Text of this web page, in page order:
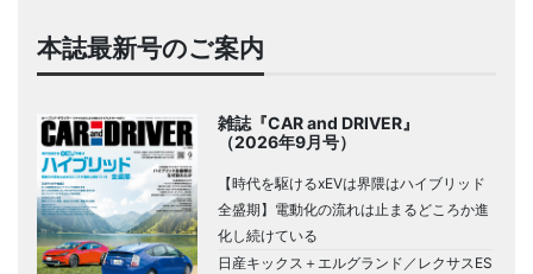
本誌最新号のご案内
雑誌『CAR and DRIVER』
（2026年9月号）
【時代を駆けるxEVは界隈はハイブリッド
全盛期】電動化の流れは止まるどころか進
化し続けている
日産キックス＋エルグランド／レクサスES